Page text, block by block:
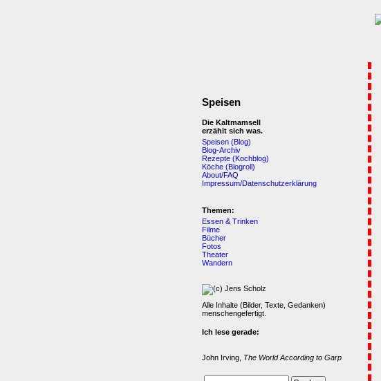
Speisen
Die Kaltmamsell
erzählt sich was.
Speisen (Blog)
Blog-Archiv
Rezepte (Kochblog)
Köche (Blogroll)
About/FAQ
Impressum/Datenschutzerklärung
Themen:
Essen & Trinken
Filme
Bücher
Fotos
Theater
Wandern
Alle Inhalte (Bilder, Texte, Gedanken)
menschengefertigt.
Ich lese gerade:
John Irving, The World According to Garp